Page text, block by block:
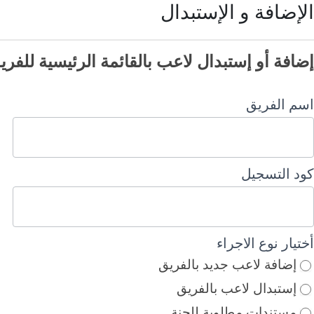
الإضافة و الإستبدال
و
دوري
قطر
إضافة أو إستبدال لاعب بالقائمة الرئيسية
اسم الفريق
كود التسجيل
أختيار نوع الاجراء
إضافة لاعب جديد بالفريق
إستبدال لاعب بالفريق